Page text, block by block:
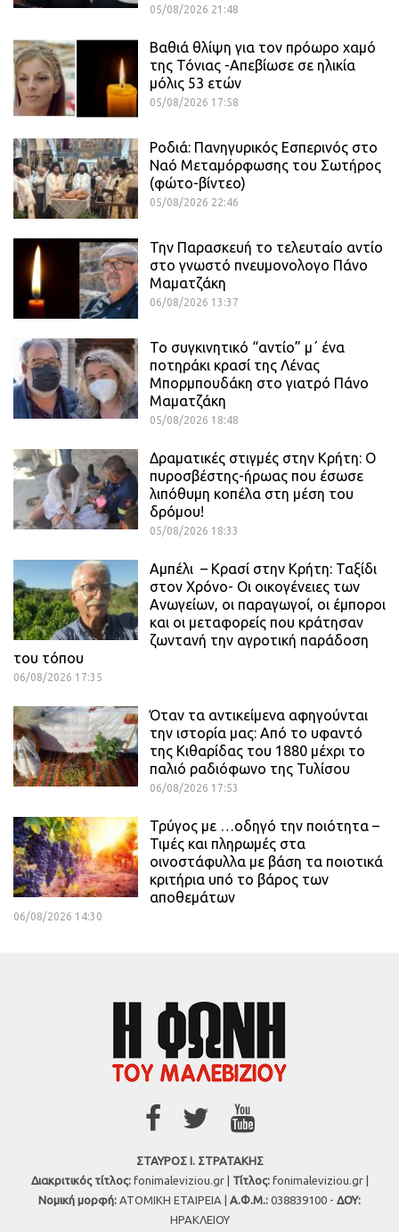
05/08/2026 21:48
Βαθιά θλίψη για τον πρόωρο χαμό
της Τόνιας -Απεβίωσε σε ηλικία
μόλις 53 ετών
05/08/2026 17:58
Ροδιά: Πανηγυρικός Εσπερινός στο
Ναό Μεταμόρφωσης του Σωτήρος
(φώτο-βίντεο)
05/08/2026 22:46
Την Παρασκευή το τελευταίο αντίο
στο γνωστό πνευμονολογο Πάνο
Μαματζάκη
06/08/2026 13:37
Το συγκινητικό “αντίο” μ΄ ένα
ποτηράκι κρασί της Λένας
Μπορμπουδάκη στο γιατρό Πάνο
Μαματζάκη
05/08/2026 18:48
Δραματικές στιγμές στην Κρήτη: Ο
πυροσβέστης-ήρωας που έσωσε
λιπόθυμη κοπέλα στη μέση του
δρόμου!
05/08/2026 18:33
Αμπέλι – Κρασί στην Κρήτη: Ταξίδι
στον Χρόνο- Οι οικογένειες των
Ανωγείων, οι παραγωγοί, οι έμποροι
και οι μεταφορείς που κράτησαν
ζωντανή την αγροτική παράδοση
του τόπου
06/08/2026 17:35
Όταν τα αντικείμενα αφηγούνται
την ιστορία μας: Από το υφαντό
της Κιθαρίδας του 1880 μέχρι το
παλιό ραδιόφωνο της Τυλίσου
06/08/2026 17:53
Τρύγος με …οδηγό την ποιότητα –
Τιμές και πληρωμές στα
οινοστάφυλλα με βάση τα ποιοτικά
κριτήρια υπό το βάρος των
αποθεμάτων
06/08/2026 14:30
ΣΤΑΥΡΟΣ Ι. ΣΤΡΑΤΑΚΗΣ
Διακριτικός τίτλος:fonimaleviziou.gr | Τίτλος:fonimaleviziou.gr |
Νομική μορφή: ΑΤΟΜΙΚΗ ΕΤΑΙΡΕΙΑ | Α.Φ.Μ.: 038839100 - ΔΟΥ:
ΗΡΑΚΛΕΙΟΥ